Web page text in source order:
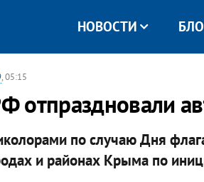
НОВОСТИ
, 05:15
отпраздновали
по случаю Дня
и районах Крыма по